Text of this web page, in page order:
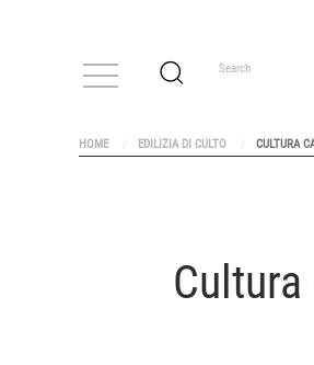
HOME EDILIZIA DI CULTO CULTURA